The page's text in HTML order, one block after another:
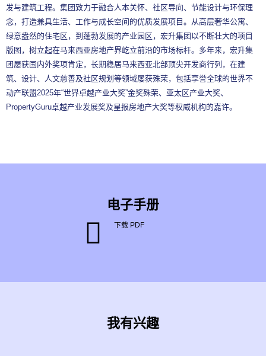
发与建筑工程。集团致力于融合人本关怀、社区导向、节能设计与环保理
念，打造兼具生活、工作与成长空间的优质发展项目。从高层奢华公寓、
绿意盎然的住宅区，到蓬勃发展的产业园区，宏升集团以不断壮大的项目
版图，树立起在马来西亚房地产界屹立前沿的市场标杆。多年来，宏升集
团屡获国内外奖项肯定，长期稳居马来西亚北部顶尖开发商行列，在建
筑、设计、人文慈善及社区规划等领域屡获殊荣，包括享誉全球的世界不
动产联盟2025年“世界卓越产业大奖”金奖殊荣、亚太区产业大奖、
PropertyGuru卓越产业发展奖及星报房地产大奖等权威机构的嘉许。
电子手册
下载 PDF
我有兴趣